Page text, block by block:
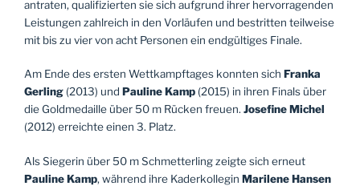
antraten, qualifizierten sie sich aufgrund ihrer hervorragenden
Leistungen zahlreich in den Vorläufen und bestritten teilweise
mit bis zu vier von acht Personen ein endgültiges Finale.
Am Ende des ersten Wettkampftages konnten sich Franka
Gerling (2013) und Pauline Kamp (2015) in ihren Finals über
die Goldmedaille über 50 m Rücken freuen. Josefine Michel
(2012) erreichte einen 3. Platz.
Als Siegerin über 50 m Schmetterling zeigte sich erneut
Pauline Kamp, während ihre Kaderkollegin Marilene Hansen